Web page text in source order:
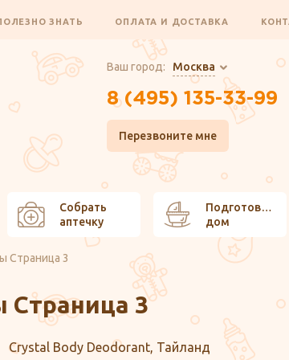
ЗНАТЬ ОПЛАТА И ДОСТАВКА
Ваш город: Москва
8 (495) 135-33-99
Перезвоните мне
Собрать
аптечку
Подготовить
дом
Страница 3
Страница 3
Crystal Body Deodorant, Тайланд